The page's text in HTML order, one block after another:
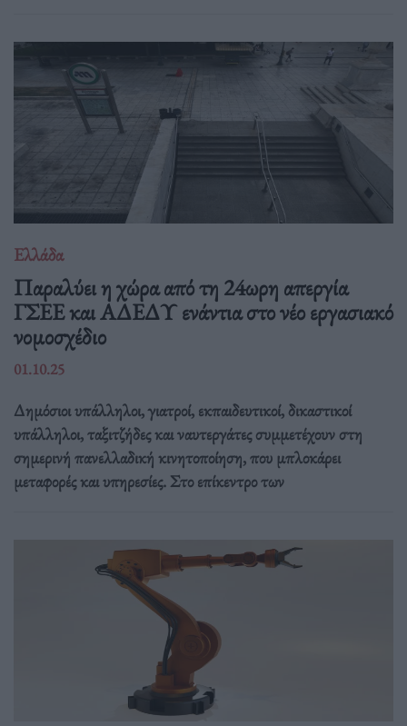
Ελλάδα
Παραλύει η χώρα από τη 24ωρη απεργία
ΓΣΕΕ και ΑΔΕΔΥ ενάντια στο νέο εργασιακό
νομοσχέδιο
01.10.25
Δημόσιοι υπάλληλοι, γιατροί, εκπαιδευτικοί, δικαστικοί
υπάλληλοι, ταξιτζήδες και ναυτεργάτες συμμετέχουν στη
σημερινή πανελλαδική κινητοποίηση, που μπλοκάρει
μεταφορές και υπηρεσίες. Στο επίκεντρο των